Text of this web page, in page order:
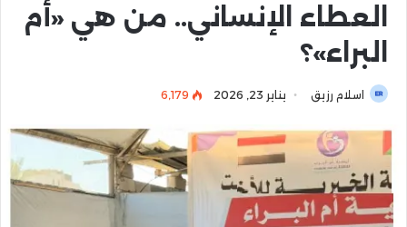
العطاء الإنساني.. من هي «أم
البراء»؟
اسلام رزيق يناير 23, 2026 6٬179